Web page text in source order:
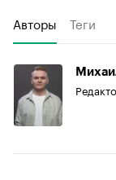
Авторы Теги